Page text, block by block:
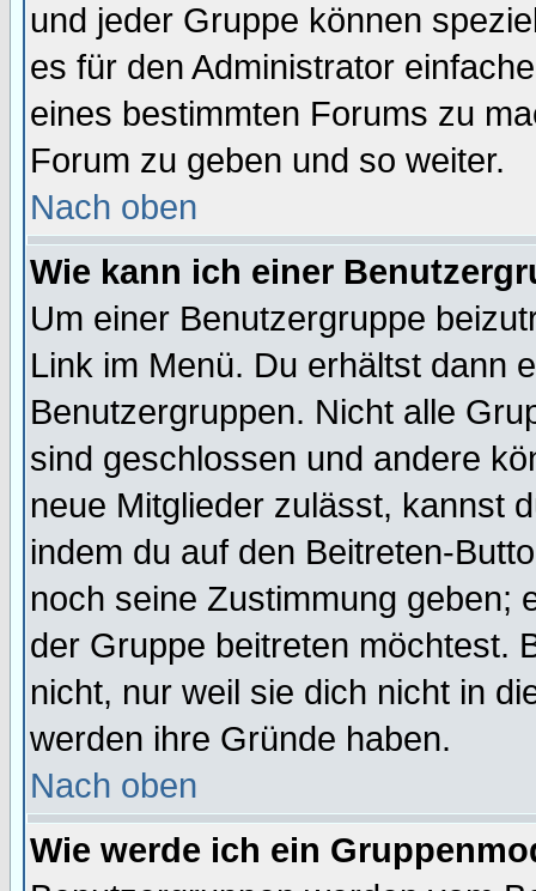
und jeder Gruppe können
es für den Administrator
eines bestimmten Forums zu
Forum zu geben und so weiter.
Nach oben
Wie kann ich einer
Um einer Benutzergruppe
Link im Menü. Du erhältst dann
Benutzergruppen. Nicht alle
sind geschlossen und andere
neue Mitglieder zulässt, kannst
indem du auf den Beitreten-
noch seine Zustimmung geben;
der Gruppe beitreten möchtest.
nicht, nur weil sie dich nicht in
werden ihre Gründe haben.
Nach oben
Wie werde ich ein